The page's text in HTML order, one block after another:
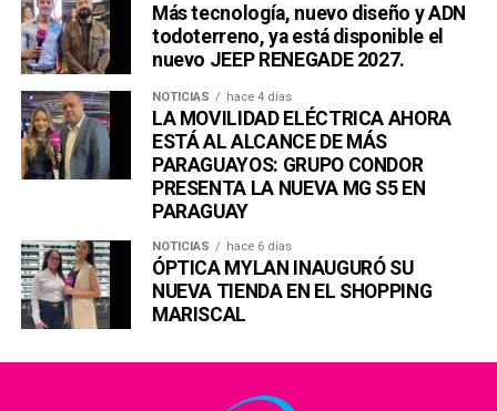
Más tecnología, nuevo diseño y ADN
todoterreno, ya está disponible el
nuevo JEEP RENEGADE 2027.
NOTICIAS hace 4 días
LA MOVILIDAD ELÉCTRICA AHORA
ESTÁ AL ALCANCE DE MÁS
PARAGUAYOS: GRUPO CONDOR
PRESENTA LA NUEVA MG S5 EN
PARAGUAY
NOTICIAS hace 6 días
ÓPTICA MYLAN INAUGURÓ SU
NUEVA TIENDA EN EL SHOPPING
MARISCAL